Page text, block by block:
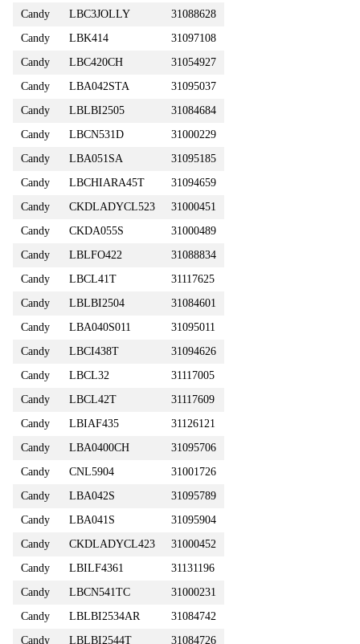
Candy
LBC3JOLLY
31088628
Candy
LBK414
31097108
Candy
LBC420CH
31054927
Candy
LBA042STA
31095037
Candy
LBLBI2505
31084684
Candy
LBCN531D
31000229
Candy
LBA051SA
31095185
Candy
LBCHIARA45T
31094659
Candy
CKDLADYCL523
31000451
Candy
CKDA055S
31000489
Candy
LBLFO422
31088834
Candy
LBCL41T
31117625
Candy
LBLBI2504
31084601
Candy
LBA040S011
31095011
Candy
LBCI438T
31094626
Candy
LBCL32
31117005
Candy
LBCL42T
31117609
Candy
LBIAF435
31126121
Candy
LBA0400CH
31095706
Candy
CNL5904
31001726
Candy
LBA042S
31095789
Candy
LBA041S
31095904
Candy
CKDLADYCL423
31000452
Candy
LBILF4361
31131196
Candy
LBCN541TC
31000231
Candy
LBLBI2534AR
31084742
Candy
LBLBI2544T 31084726